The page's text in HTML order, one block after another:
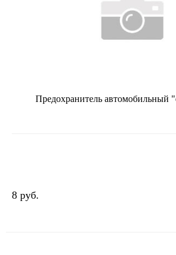
Предохранитель автомобильный
8 руб.